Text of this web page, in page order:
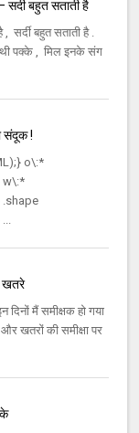
बहुत सताती है
, सर्दी बहुत सताती है .
पक्के , मिल इनके संग
संदूक !
o\:*
w\:*
खतरे
दिनों मैं समीक्षक हो गया
खतरों की समीक्षा पर